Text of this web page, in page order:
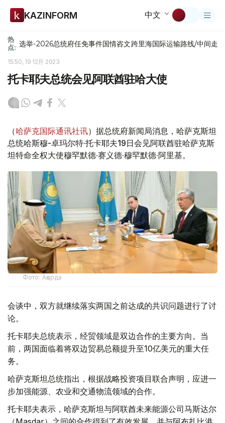
KAZINFORM 中文
热
点: 选举-2026总统府任免事件国情咨文跨里海国际运输路线/中间走廊
15:50, 19 12月 2023
托卡耶夫总统会见阿联酋驻哈大使
（哈萨克国际通讯社讯）据总统府新闻局消息，哈萨克斯坦
总统哈斯穆-卓玛尔特·托卡耶夫19日会见阿联酋驻哈萨克斯
坦特命全权大使穆罕默德·赛义德·穆罕默德·阿里基。
Фото: Ақорда
会谈中，双方就继续落实两国之前达成的共识问题进行了讨
论。
托卡耶夫总统表示，经贸领域是双边合作的主要方向。当
前，两国面临着将双边贸易总额提升至10亿美元的重大任
务。
哈萨克斯坦总统指出，根据战略投资项目联合声明，应进一
步加强能源、农业和交通物流领域的合作。
托卡耶夫表示，哈萨克斯坦与阿联酋未来能源公司马斯达尔